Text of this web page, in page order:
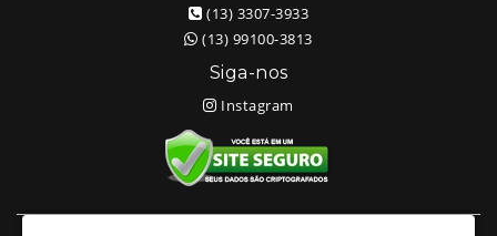
(13) 3307-3933
(13) 99100-3813
Siga-nos
Instagram